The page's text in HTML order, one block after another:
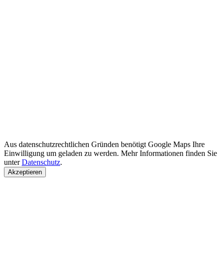
Aus datenschutzrechtlichen Gründen benötigt Google Maps Ihre
Einwilligung um geladen zu werden. Mehr Informationen finden Sie
unterDatenschutz.
Akzeptieren